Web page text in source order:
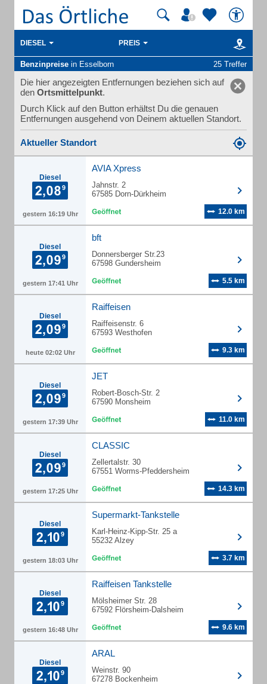
DIESEL PREIS
Benzinpreise in Esselborn 25 Treffer
Die hier angezeigten Entfernungen beziehen sich auf
den Ortsmittelpunkt.
Durch Klick auf den Button erhältst Du die genauen
Entfernungen ausgehend von Deinem aktuellen Standort.
Aktueller Standort
Diesel
gestern 16:19 Uhr
AVIA Xpress
Jahnstr. 2
67585 Dorn-Dürkheim
12.0 km
Diesel
gestern 17:41 Uhr
bft
Donnersberger Str.23
67598 Gundersheim
5.5 km
Diesel
heute 02:02 Uhr
Raiffeisen
Raiffeisenstr. 6
67593 Westhofen
9.3 km
Diesel
gestern 17:39 Uhr
JET
Robert-Bosch-Str. 2
67590 Monsheim
11.0 km
Diesel
gestern 17:25 Uhr
CLASSIC
Zellertalstr. 30
67551 Worms-Pfeddersheim
14.3 km
Diesel
gestern 18:03 Uhr
Supermarkt-Tankstelle
Karl-Heinz-Kipp-Str. 25 a
55232 Alzey
3.7 km
Diesel
gestern 16:48 Uhr
Raiffeisen Tankstelle
Mölsheimer Str. 28
67592 Flörsheim-Dalsheim
9.6 km
Diesel
ARAL
Weinstr. 90
67278 Bockenheim